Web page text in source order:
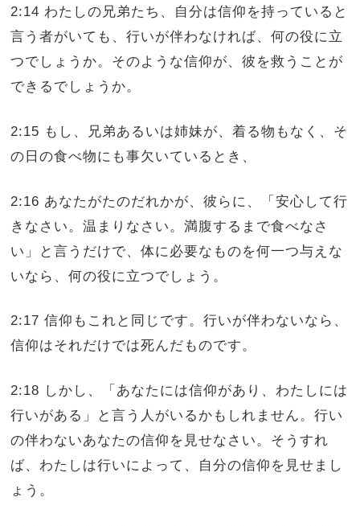
2:14 わたしの兄弟たち、自分は信仰を持っていると
言う者がいても、行いが伴わなければ、何の役に立
つでしょうか。そのような信仰が、彼を救うことが
できるでしょうか。
2:15 もし、兄弟あるいは姉妹が、着る物もなく、そ
の日の食べ物にも事欠いているとき、
2:16 あなたがたのだれかが、彼らに、「安心して行
きなさい。温まりなさい。満腹するまで食べなさ
い」と言うだけで、体に必要なものを何一つ与えな
いなら、何の役に立つでしょう。
2:17 信仰もこれと同じです。行いが伴わないなら、
信仰はそれだけでは死んだものです。
2:18 しかし、「あなたには信仰があり、わたしには
行いがある」と言う人がいるかもしれません。行い
の伴わないあなたの信仰を見せなさい。そうすれ
ば、わたしは行いによって、自分の信仰を見せまし
ょう。